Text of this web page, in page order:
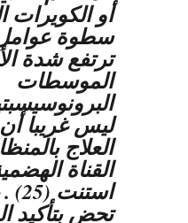
أو الكويرات
سطوة
ترتفع شدة
الموسطات
ليس غريبا
العلاج
القناة
تحض بتأكيد